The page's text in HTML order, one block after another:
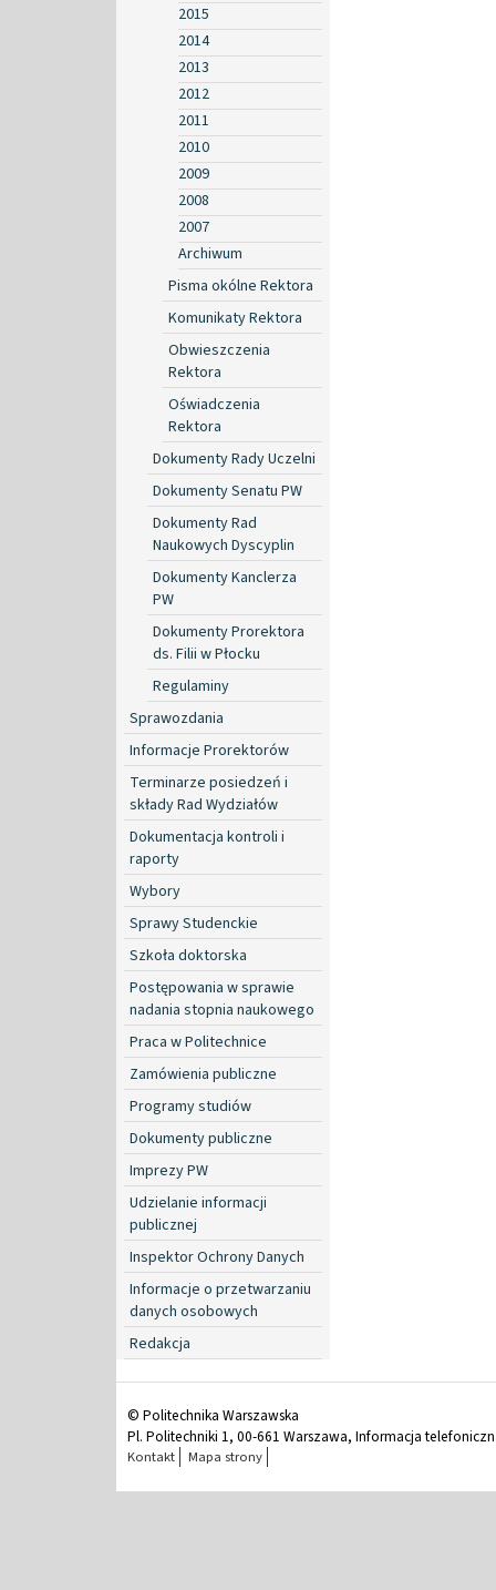
2015
2014
2013
2012
2011
2010
2009
2008
2007
Archiwum
Pisma okólne Rektora
Komunikaty Rektora
Obwieszczenia
Rektora
Oświadczenia
Rektora
Dokumenty Rady Uczelni
Dokumenty Senatu PW
Dokumenty Rad
Naukowych Dyscyplin
Dokumenty Kanclerza
PW
Dokumenty Prorektora
ds. Filii w Płocku
Regulaminy
Sprawozdania
Informacje Prorektorów
Terminarze posiedzeń i
składy Rad Wydziałów
Dokumentacja kontroli i
raporty
Wybory
Sprawy Studenckie
Szkoła doktorska
Postępowania w sprawie
nadania stopnia naukowego
Praca w Politechnice
Zamówienia publiczne
Programy studiów
Dokumenty publiczne
Imprezy PW
Udzielanie informacji
publicznej
Inspektor Ochrony Danych
Informacje o przetwarzaniu
danych osobowych
Redakcja
© Politechnika Warszawska
Pl. Politechniki 1, 00-661 Warszawa, Informacja
Kontakt Mapa strony